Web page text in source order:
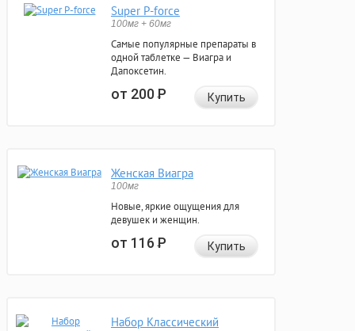
Super P-force
100мг + 60мг
Самые популярные препараты в
одной таблетке — Виагра и
Дапоксетин.
от 200Р Купить
Женская Виагра
100мг
Новые, яркие ощущения для
девушек и женщин.
от 116Р Купить
Набор Классический